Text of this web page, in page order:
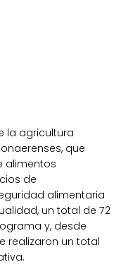
la agricultura
que
alimentos
de
alimentaria
un total de 72
y, desde
realizaron un total